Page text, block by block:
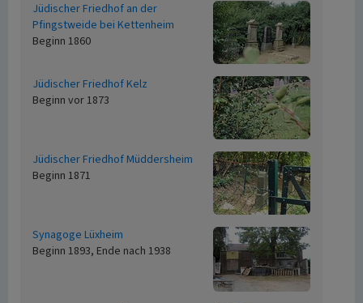
Jüdischer Friedhof an der
Pfingstweide bei Kettenheim
Beginn 1860
Jüdischer Friedhof Kelz
Beginn vor 1873
Jüdischer Friedhof Müddersheim
Beginn 1871
Synagoge Lüxheim
Beginn 1893, Ende nach 1938